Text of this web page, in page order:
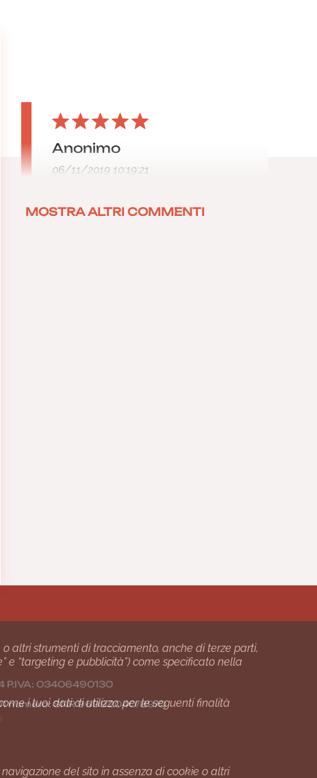
Anonimo
06/11/2019 10:19:21
MOSTRA ALTRI COMMENTI
P.IVA: 03406490130
numero: SNR 96992040/89/Q
altri strumenti di tracciamento, anche di terze parti,
e “targeting e pubblicità”) come specificato nella
i tuoi dati di utilizzo, per le seguenti finalità
del sito in assenza di cookie o altri